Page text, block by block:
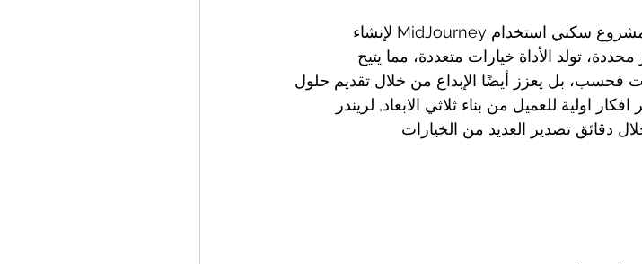
على سبيل المثال، يمكن للمعماري العامل على مشروع سكني استخدام MidJourney لإنشاء
تولد الأداة خيارات متعددة، مما يتيح
فحسب، بل يعزز أيضًا الإبداع من خلال تقديم حلول
اولية للعميل من بناء ثلاثي الابعاد, لريندر
دقائق تصدير العديد من الخيارات